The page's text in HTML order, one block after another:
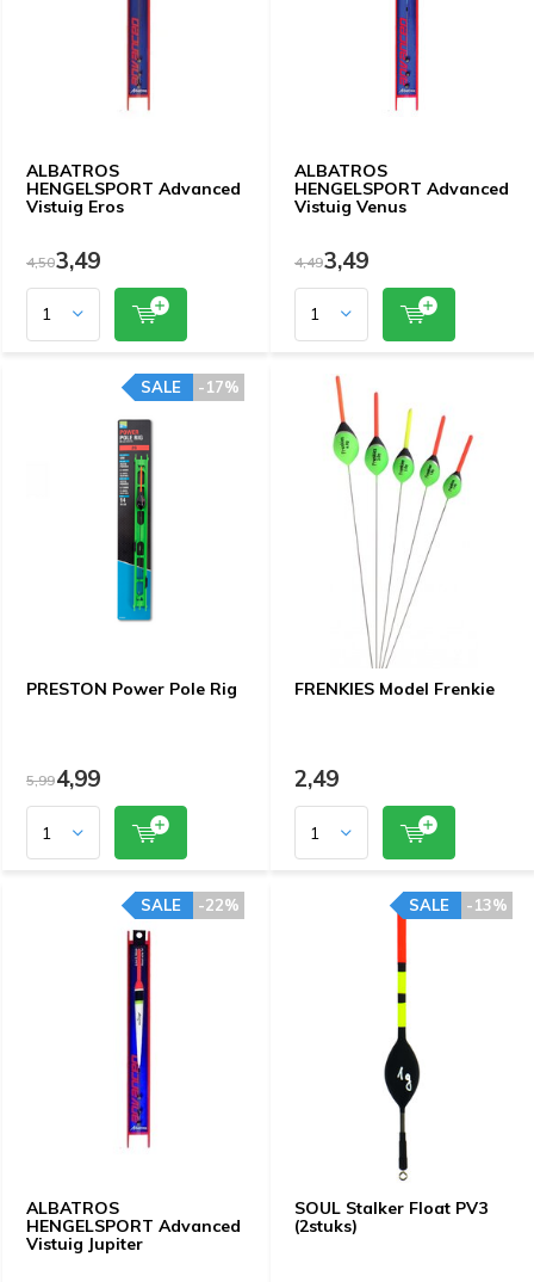
ALBATROS
HENGELSPORT Advanced
Vistuig Eros
4,503,49
ALBATROS
HENGELSPORT Advanced
Vistuig Venus
4,493,49
PRESTON Power Pole Rig
-17%
SALE
5,994,99
FRENKIES Model Frenkie
2,49
ALBATROS
HENGELSPORT Advanced
Vistuig Jupiter
-22%
SALE
SOUL Stalker Float PV3
(2stuks)
-13%
SALE